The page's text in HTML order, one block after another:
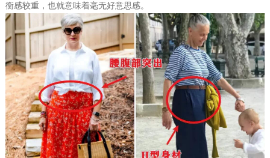
衡感较重，也就意味着毫无好意思感。